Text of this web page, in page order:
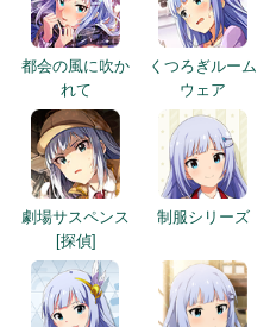
都会の風に吹か
れて
くつろぎルーム
ウェア
劇場サスペンス
[探偵]
制服シリーズ